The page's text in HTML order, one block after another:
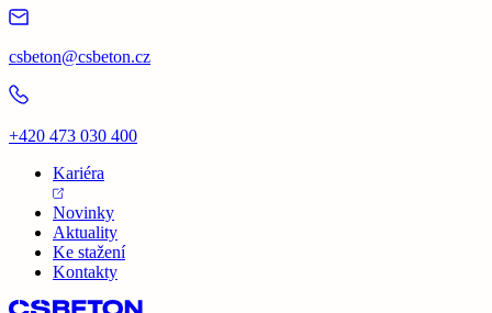
csbeton@csbeton.cz
+420 473 030 400
Kariéra
Novinky
Aktuality
Ke stažení
Kontakty